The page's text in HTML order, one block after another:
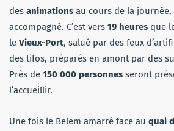
des animations au cours de la journée,
accompagné. C’est vers 19 heures que
le Vieux-Port, salué par des feux
des tifos, préparés en amont par des
Près de 150 000 personnes seront
l’accueillir.
Une fois le Belem amarré face au quai